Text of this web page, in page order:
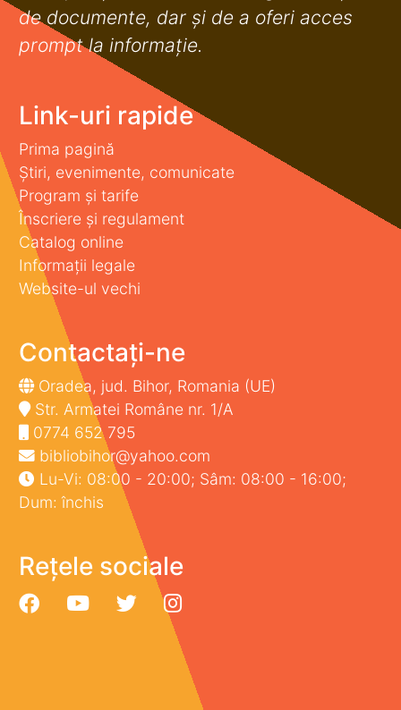
de documente, dar şi de a oferi acces
prompt la informaţie.
Link-uri rapide
Prima pagină
Știri, evenimente, comunicate
Program și tarife
Înscriere și regulament
Catalog online
Informații legale
Website-ul vechi
Contactați-ne
Oradea, jud. Bihor, Romania (UE)
Str. Armatei Române nr. 1/A
0774 652 795
bibliobihor@yahoo.com
Lu-Vi: 08:00 - 20:00; Sâm: 08:00 - 16:00;
Dum: închis
Rețele sociale